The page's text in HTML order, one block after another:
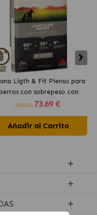
Ligth & Fit Pienso para
perros con sobrepeso con
pollo fresco
(DESDE) 73.69 €
Añadir al Carrito